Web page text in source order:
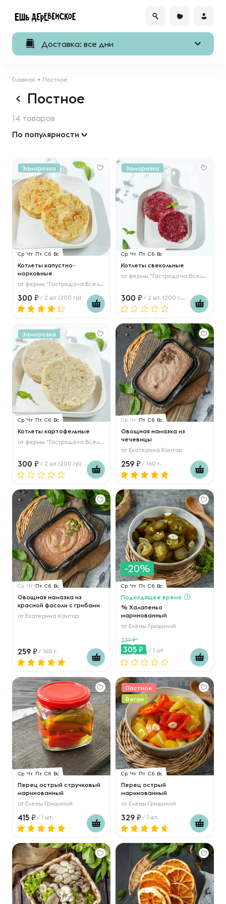
Доставка: все дни
Главная Постное
Постное
14 товаров
По популярности
Заморозка
Ср Чт Пт Сб Вс
Котлеты капустно-
морковные
от фермы "Гастродача Вселуг"
300 / 2 шт (200 гр)
Заморозка
Ср Чт Пт Сб Вс
Котлеты свекольные
от фермы "Гастродача Вселуг"
300 / 2 шт. (200 гр.)
Заморозка
Ср Чт Пт Сб Вс
Котлеты картофельные
от фермы "Гастродача Вселуг"
300 / 2 шт (200 гр)
Ср Чт Пт Сб Вс
Овощная намазка из
чечевицы
от Екатерина Кантор
259 / 160 г.
Ср Чт Пт Сб Вс
Овощная намазка из
красной фасоли с грибами
от Екатерина Кантор
259 / 160 г.
-20%
Ср Чт Пт Сб Вс
Подходящее время
% Халапеньо
маринованный
от Елены Гришиной
379
305 / 1 шт
Ср Чт Пт Сб Вс
Перец острый стручковый
маринованный
от Елены Гришиной
415 / 1 шт.
Постное
Веган
Ср Чт Пт Сб Вс
Перец острый
маринованный
от Елены Гришиной
329 / 1 шт.